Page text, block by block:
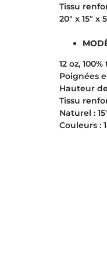
Tissu
20″ x 15″ x
12 oz,
Poignées
Hauteur
Tissu
Naturel :
Couleurs :